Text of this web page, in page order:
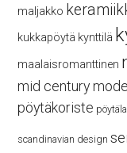
maljakko
kukkapöytä kynttilä
maalaisromanttinen
mid century
pöytäkoriste
scandinavian design